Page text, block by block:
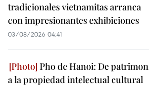
tradicionales vietnamitas arranca
con impresionantes exhibiciones
03/08/2026 04:41
Pho de Hanoi: De
a la propiedad intelectual cultural